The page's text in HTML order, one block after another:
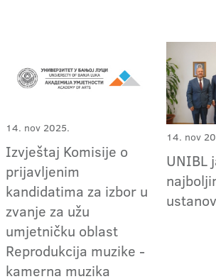
14. nov 2025.
Izvještaj Komisije o
prijavljenim
kandidatima za izbor u
zvanje za užu
umjetničku oblast
Reprodukcija muzike -
kamerna muzika
14. nov
UNIBL